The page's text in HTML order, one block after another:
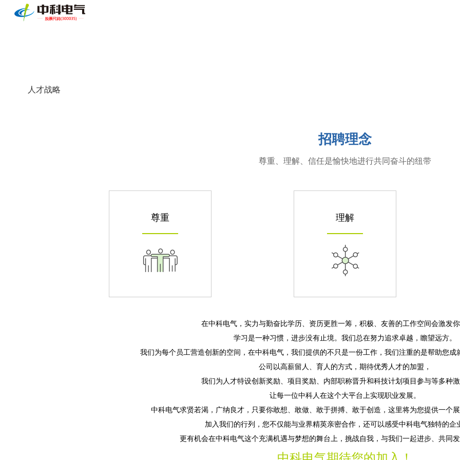
人才战略
招聘理念
尊重、理解、信任是愉快地进行共同奋斗的纽带
尊重 理解
在中科电气，实力与勤奋比学历、资历更胜一筹，积极、友善的工作空间会激发
学习是一种习惯，进步没有止境。我们总在努力追求卓越，瞻望远方。
我们为每个员工营造创新的空间，在中科电气，我们提供的不只是一份工作，我们注重的是帮助您成
公司以高薪留人、育人的方式，期待优秀人才的加盟，
我们为人才特设创新奖励、项目奖励、内部职称晋升和科技计划项目参与等多种
让每一位中科人在这个大平台上实现职业发展。
中科电气求贤若渴，广纳良才，只要你敢想、敢做、敢于拼搏、敢于创造，这里将为您提供一个
加入我们的行列，您不仅能与业界精英亲密合作，还可以感受中科电气独特的企
更有机会在中科电气这个充满机遇与梦想的舞台上，挑战自我，与我们一起进步、共同